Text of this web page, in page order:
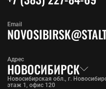
Адрес
НОВОСИБИРСК
Новосибирская обл., г.
этаж 1, офис 120
Email